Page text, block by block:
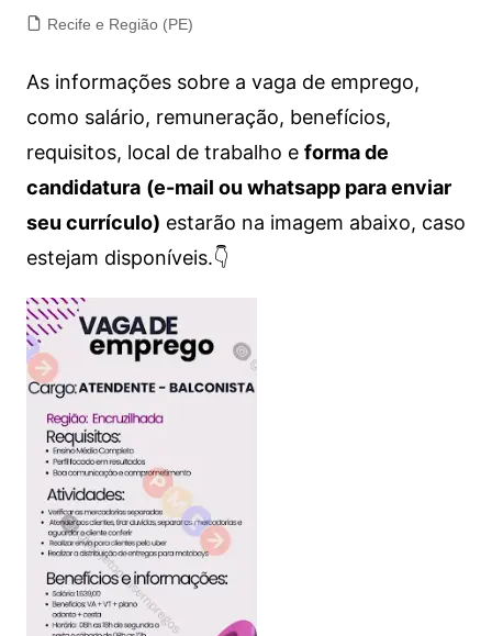
Recife e Região (PE)
As informações sobre a vaga de emprego,
como salário, remuneração, benefícios,
requisitos, local de trabalho e forma de
candidatura (e-mail ou whatsapp para enviar
seu currículo) estarão na imagem abaixo, caso
estejam disponíveis.👇